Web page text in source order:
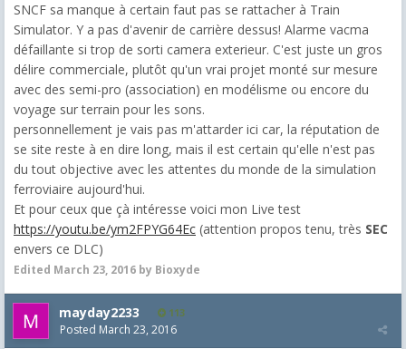
SNCF sa manque à certain faut pas se rattacher à Train
Simulator. Y a pas d'avenir de carrière dessus! Alarme vacma
défaillante si trop de sorti camera exterieur. C'est juste un gros
délire commerciale, plutôt qu'un vrai projet monté sur mesure
avec des semi-pro (association) en modélisme ou encore du
voyage sur terrain pour les sons.
personnellement je vais pas m'attarder ici car, la réputation de
se site reste à en dire long, mais il est certain qu'elle n'est pas
du tout objective avec les attentes du monde de la simulation
ferroviaire aujourd'hui.
Et pour ceux que çà intéresse voici mon Live test
https://youtu.be/ym2FPYG64Ec (attention propos tenu, très SEC
envers ce DLC)
Edited March 23, 2016 by Bioxyde
mayday2233 113
Posted March 23, 2016